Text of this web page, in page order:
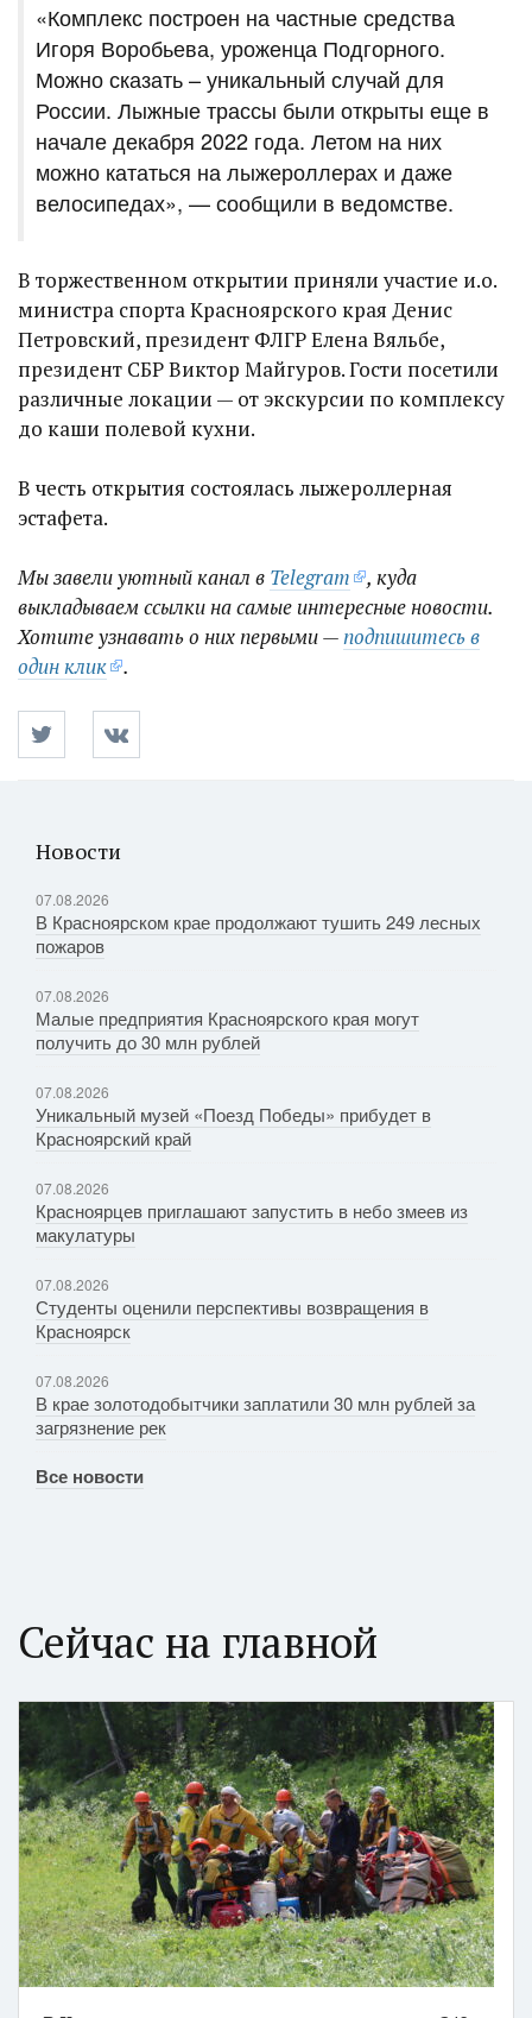
«Комплекс построен на частные средства
Игоря Воробьева, уроженца Подгорного.
Можно сказать – уникальный случай для
России. Лыжные трассы были открыты еще в
начале декабря 2022 года. Летом на них
можно кататься на лыжероллерах и даже
велосипедах», — сообщили в ведомстве.
В торжественном открытии приняли участие и.о.
министра спорта Красноярского края Денис
Петровский, президент ФЛГР Елена Вяльбе,
президент СБР Виктор Майгуров. Гости посетили
различные локации — от экскурсии по комплексу
до каши полевой кухни.
В честь открытия состоялась лыжероллерная
эстафета.
Мы завели уютный канал в Telegram
, куда
выкладываем ссылки на самые интересные новости.
Хотите узнавать о них первыми —подпишитесь в
один клик
.
Новости
07.08.2026
В Красноярском крае продолжают тушить 249 лесных
пожаров
07.08.2026
Малые предприятия Красноярского края могут
получить до 30 млн рублей
07.08.2026
Уникальный музей «Поезд Победы» прибудет в
Красноярский край
07.08.2026
Красноярцев приглашают запустить в небо змеев из
макулатуры
07.08.2026
Студенты оценили перспективы возвращения в
Красноярск
07.08.2026
В крае золотодобытчики заплатили 30 млн рублей за
загрязнение рек
Все новости
Сейчас на главной